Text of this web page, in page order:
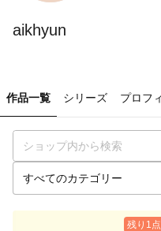
aikhyun
作品一覧 シリーズ プロフ
残り1点